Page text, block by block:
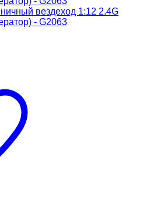
вездеход 1:12 2.4G
- G2063